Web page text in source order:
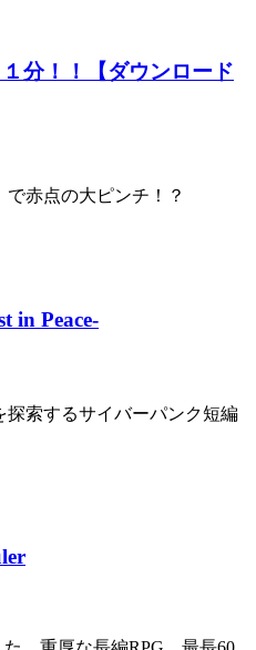
分！！【ダウンロード
赤点の大ピンチ！？
in Peace-
探索するサイバーパンク短編